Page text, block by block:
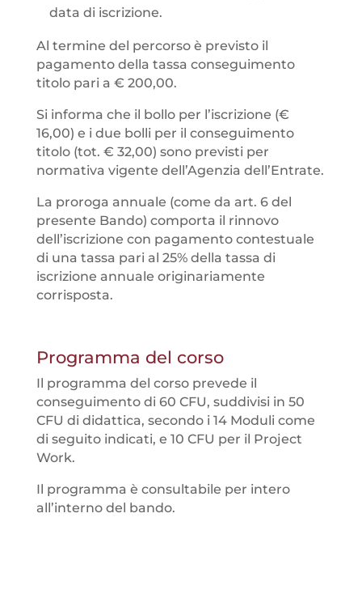
data di iscrizione.
Al termine del percorso è previsto il
pagamento della tassa conseguimento
titolo pari a € 200,00.
Si informa che il bollo per l’iscrizione (€
16,00) e i due bolli per il conseguimento
titolo (tot. € 32,00) sono previsti per
normativa vigente dell’Agenzia dell’Entrate.
La proroga annuale (come da art. 6 del
presente Bando) comporta il rinnovo
dell’iscrizione con pagamento contestuale
di una tassa pari al 25% della tassa di
iscrizione annuale originariamente
corrisposta.
Programma del corso
Il programma del corso prevede il
conseguimento di 60 CFU, suddivisi in 50
CFU di didattica, secondo i 14 Moduli come
di seguito indicati, e 10 CFU per il Project
Work.
Il programma è consultabile per intero
all’interno del bando.